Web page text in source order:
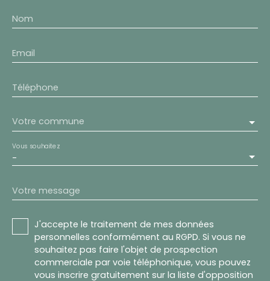
Nom
Email
Téléphone
Votre commune
-
Vous souhaitez
Votre message
J'accepte le traitement de mes données
personnelles conformément au RGPD. Si vous ne
souhaitez pas faire l'objet de prospection
commerciale par voie téléphonique, vous pouvez
vous inscrire gratuitement sur la liste d'opposition